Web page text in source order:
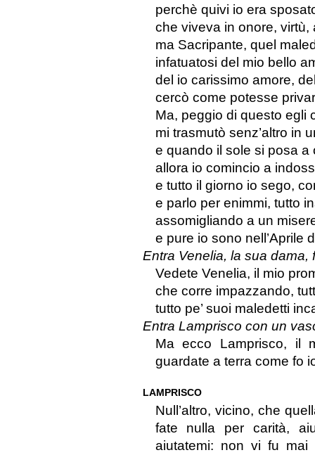
perchè quivi io era
che viveva in onore, virtù,
ma Sacripante, quel
infatuatosi del mio bello
del io carissimo amore,
cercò come potesse
Ma, peggio di questo egli
mi trasmutò senz’altro in
e quando il sole si posa a
allora io comincio a
e tutto il giorno io sego,
e parlo per enimmi, tutto
assomigliando a un
e pure io sono nell’Aprile
Entra Venelia, la sua dama,
Vedete Venelia, il mio
che corre impazzando,
tutto pe’ suoi maledetti
Entra Lamprisco con un
Ma ecco Lamprisco, il
guardate a terra come fo
LAMPRISCO
Null’altro, vicino, che
fate nulla per carità,
aiutatemi: non vi fu mai